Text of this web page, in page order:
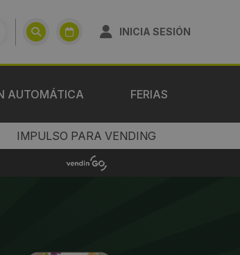
INICIA SESIÓN
AUTOMÁTICA FERIAS
IMPULSO PARA VENDING